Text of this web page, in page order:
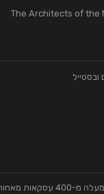
The Architects of the
ובסטייל
"עם למעלה מ-400